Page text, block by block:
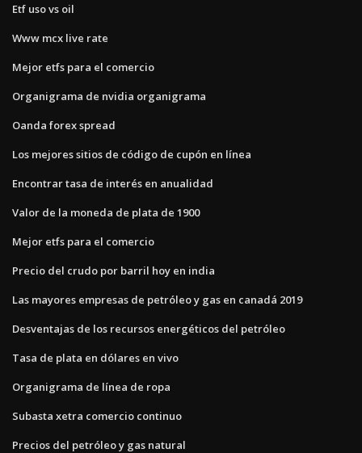
Etf uso vs oil
Www mcx live rate
Mejor etfs para el comercio
Organigrama de nvidia organigrama
Oanda forex spread
Los mejores sitios de código de cupón en línea
Encontrar tasa de interés en anualidad
Valor de la moneda de plata de 1900
Mejor etfs para el comercio
Precio del crudo por barril hoy en india
Las mayores empresas de petróleo y gas en canadá 2019
Desventajas de los recursos energéticos del petróleo
Tasa de plata en dólares en vivo
Organigrama de línea de ropa
Subasta xetra comercio continuo
Precios del petróleo y gas natural